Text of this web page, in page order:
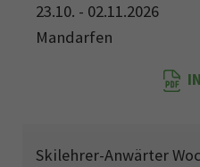
23.10. - 02.11.2026
Mandarfen
Skilehrer-Anwärter